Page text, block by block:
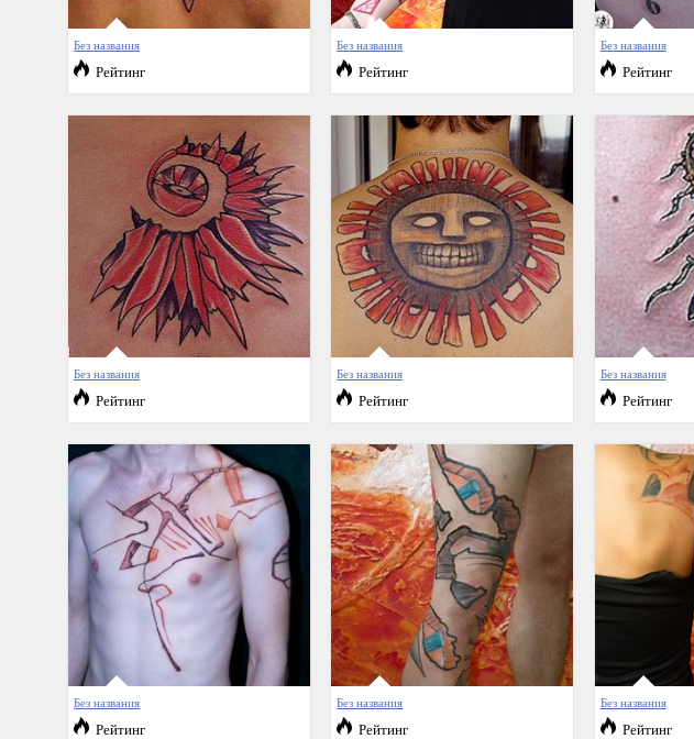
Без названия
Рейтинг
Без названия
Рейтинг
Без названия
Рейтинг
Без названия
Рейтинг
Без названия
Рейтинг
Без названия
Рейтинг
Без названия
Рейтинг
Без названия
Рейтинг
Без названия
Рейтинг